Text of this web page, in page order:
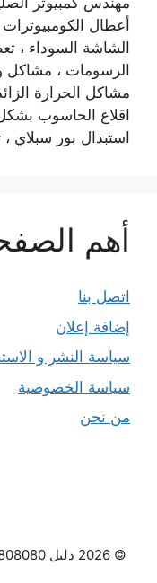
أعطال
الشاشة السوداء ،
الرسومات ، مشاكل
مشاكل الحرارة
اقلاع الحاسوب
استبدال بور سبلاي
أهم
اتصل بنا
إضافة إعلان
سياسة النشر و
سياسة الخصوصية
من نحن
© 2026 دليل 1808080